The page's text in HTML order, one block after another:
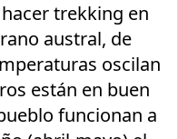
trekking en
austral, de
oscilan
están en buen
funcionan a